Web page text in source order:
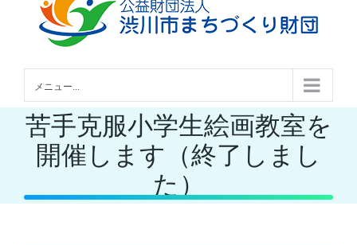
メニュー...
苦手克服小学生絵画教室を
開催します（終了しまし
た）